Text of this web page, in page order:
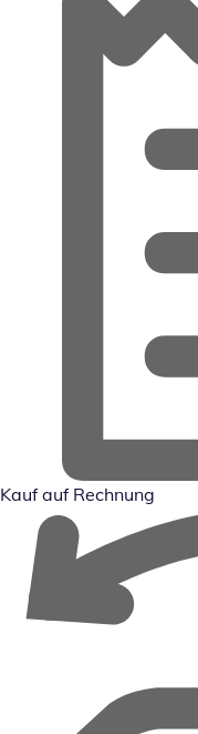
Kauf auf Rechnung